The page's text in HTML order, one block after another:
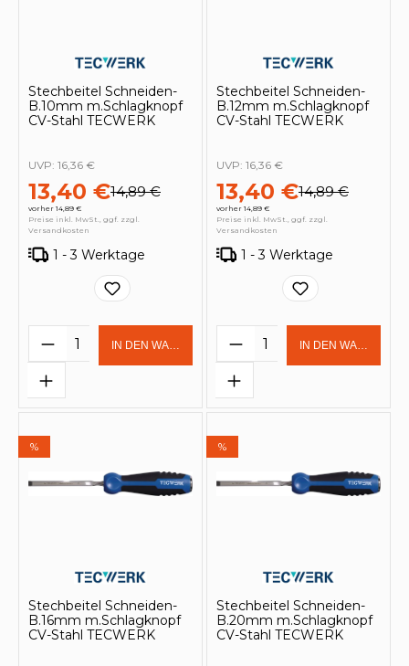
Stechbeitel Schneiden-
B.10mm m.Schlagknopf
CV-Stahl TECWERK
13,40 €14,89 €
vorher 14,89 €
UVP: 16,36 €
Preise inkl. MwSt., ggf. zzgl.
Versandkosten
1 - 3 Werktage
Produkt Anzahl: Gib den
IN DEN WARENKORB
Stechbeitel Schneiden-
B.12mm m.Schlagknopf
CV-Stahl TECWERK
13,40 €14,89 €
vorher 14,89 €
UVP: 16,36 €
Preise inkl. MwSt., ggf. zzgl.
Versandkosten
1 - 3 Werktage
Produkt Anzahl:
IN DEN
%
Stechbeitel Schneiden-
B.16mm m.Schlagknopf
CV-Stahl TECWERK
%
Stechbeitel Schneiden-
B.20mm m.Schlagknopf
CV-Stahl TECWERK